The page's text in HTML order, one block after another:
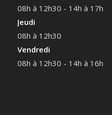
08h à 12h30 - 14h à 17h
Jeudi
08h à 12h30
Vendredi
08h à 12h30 - 14h à 16h